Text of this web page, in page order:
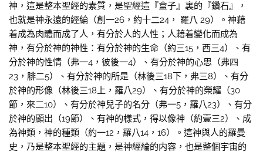
神，這是整本聖經的素質，是聖經這『盒子』裏的『鑽石』，
也就是神永遠的經綸（創一26，約十二24， 羅八 29）。神藉
着成為肉體而成了人，有分於人的人性；人藉着變化而成為
神，有分於神的神性：有分於神的生命（約三15，西三4）、有
分於神的性情（弗一4，彼後一4）、有分於神的心思（弗四
23，腓二5）、有分於神的所是（林後三18下，弗三8）、有分
於神的形像（林後三18上，羅八29）、有分於神的榮耀（30
節，來二10）、有分於神兒子的名分（弗一5，羅八23）、有分
於神的顯出（19節）、有神的樣式，得以像神（約壹三2）、成
為神類，神的種類（約一12，羅八14，16）。這神與人的羅曼
史，乃是整本聖經的主題，是神經綸的内容，也是整個宇宙的